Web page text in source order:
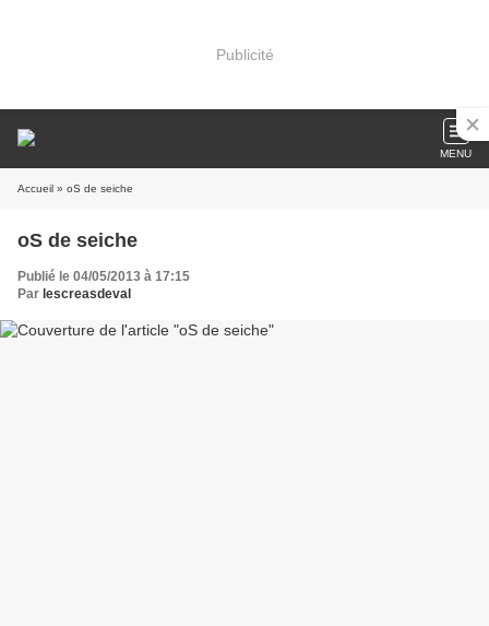
Publicité
MENU
Accueil » oS de seiche
oS de seiche
Publié le 04/05/2013 à 17:15
Par lescreasdeval